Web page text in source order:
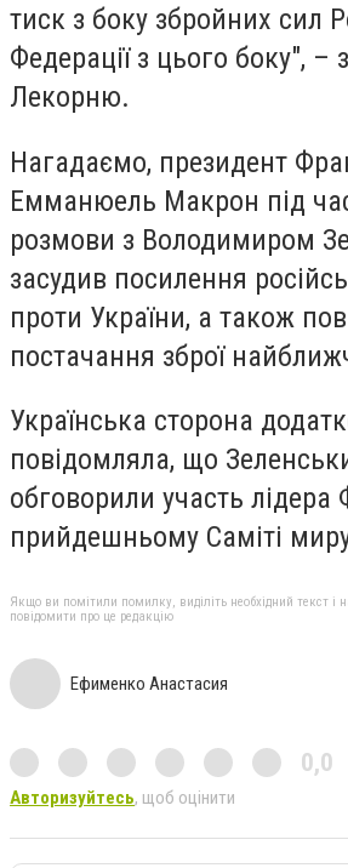
тиск з боку збройних сил
Федерації з цього боку", –
Лекорню.
Нагадаємо, президент
Емманюель Макрон під
розмови з Володимиром
засудив посилення
проти України, а також
постачання зброї
Українська сторона
повідомляла, що
обговорили участь лідера
прийдешньому Саміті
Якщо ви помітили помилку, виділіть необхідний текст і
повідомити про це редакцію
Ефименко Анастасия
0,0
Авторизуйтесь, щоб оцінити